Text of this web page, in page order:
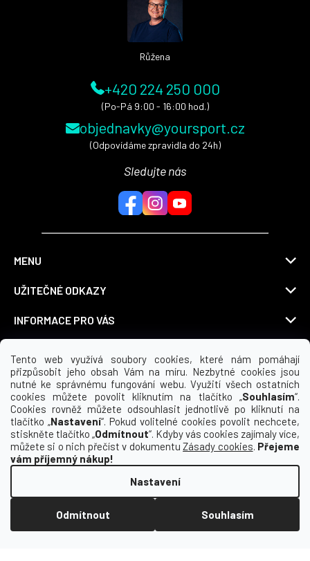
Tento web využívá soubory cookies, které nám pomáhají
přizpůsobit jeho obsah Vám na míru. Nezbytné cookies jsou
nutné ke správnému fungování webu. Využití všech ostatních
cookies můžete povolit kliknutím na tlačítko „Souhlasím“.
Cookies rovněž můžete odsouhlasit jednotlivě po kliknutí na
tlačítko „Nastavení“. Pokud volitelné cookies povolit nechcete,
stiskněte tlačítko „Odmítnout“. Kdyby vás cookies zajímaly více,
můžete si o nich přečíst v dokumentuZásady cookies. Přejeme
vám příjemný nákup!
Nastavení
Odmítnout Souhlasím
Růžena
+420 224 250 000
(Po-Pá 9:00 - 16:00 hod.)
objednavky@yoursport.cz
(Odpovídáme zpravidla do 24h)
Sledujte nás
MENU
UŽITEČNÉ ODKAZY
INFORMACE PRO VÁS
Možnosti dopravy